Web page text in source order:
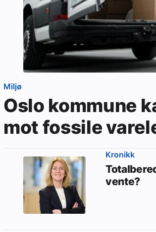
Miljø
Oslo kommune
mot fossile
Kronikk
vente?